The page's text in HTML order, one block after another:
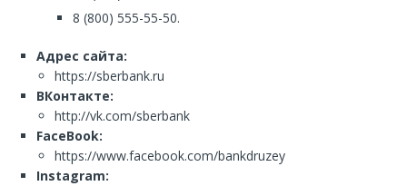
8 (800) 555-55-50.
Адрес сайта:
https://sberbank.ru
ВКонтакте:
http://vk.com/sberbank
FaceBook:
https://www.facebook.com/bankdruzey
Instagram: